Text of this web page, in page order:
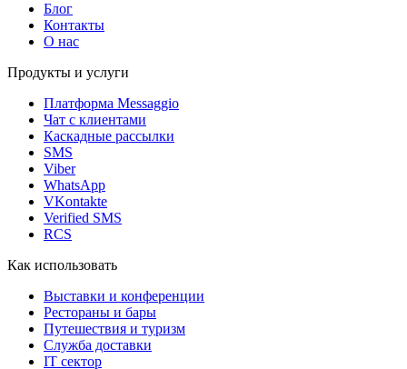
Блог
Контакты
О нас
Продукты и услуги
Платформа Messaggio
Чат с клиентами
Каскадные рассылки
SMS
Viber
WhatsApp
VKontakte
Verified SMS
RCS
Как использовать
Выставки и конференции
Рестораны и бары
Путешествия и туризм
Служба доставки
IT сектор